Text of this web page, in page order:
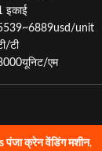
इकाई
unit
टी
एम
पंजा क्रेन वेंडिंग मशीन,